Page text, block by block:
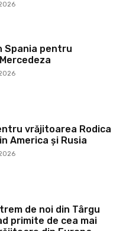
Spania pentru
vrăjitoarea Rodica
America și Rusia
de noi din Târgu
primite de cea mai